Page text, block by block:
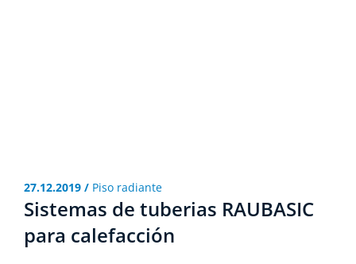
27.12.2019 / Piso radiante
Sistemas de tuberias RAUBASIC
para calefacción